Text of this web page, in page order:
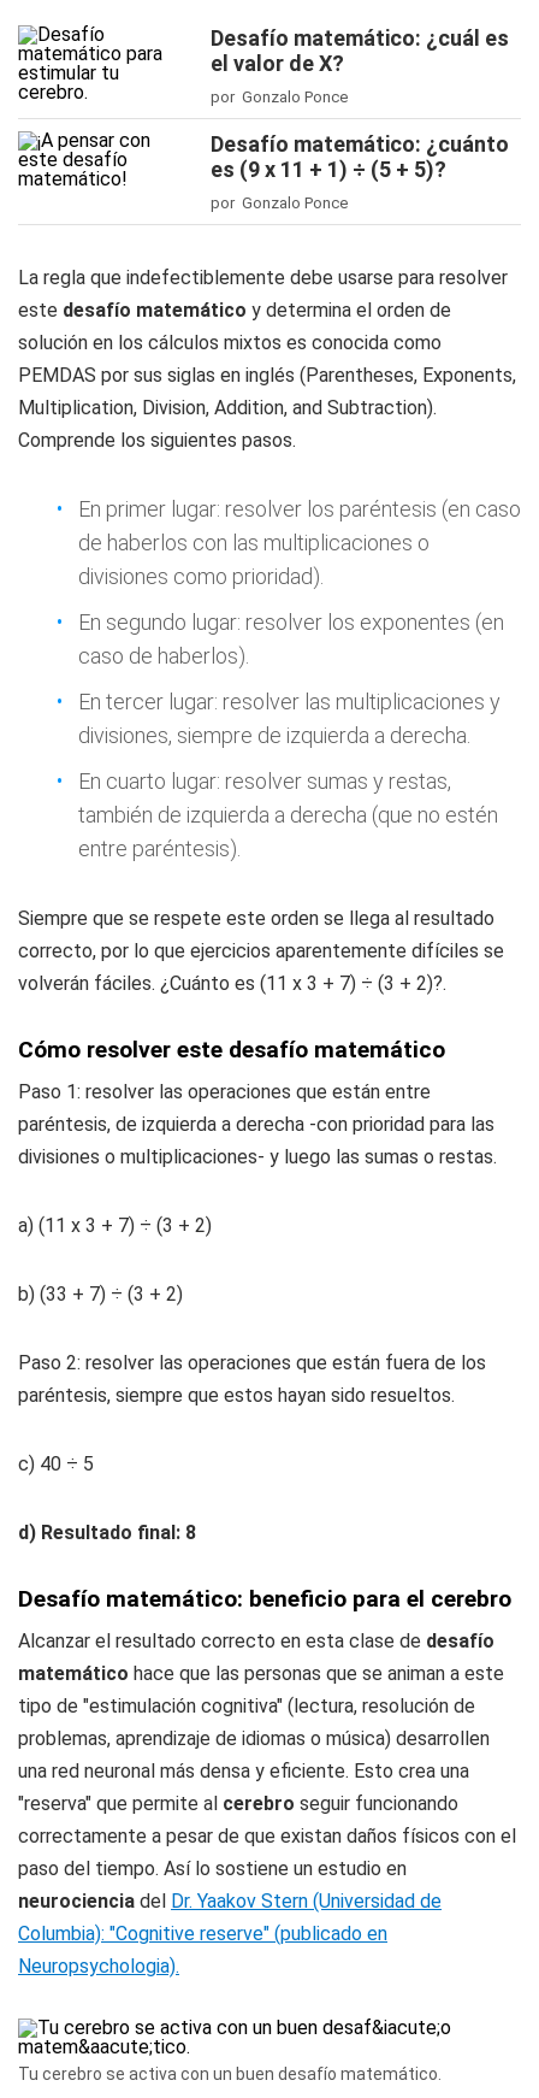
Desafío matemático: ¿cuál es
el valor de X?
por Gonzalo Ponce
Desafío matemático: ¿cuánto
es (9 x 11 + 1) ÷ (5 + 5)?
por Gonzalo Ponce
La regla que indefectiblemente debe usarse para resolver
este desafío matemático y determina el orden de
solución en los cálculos mixtos es conocida como
PEMDAS por sus siglas en inglés (Parentheses, Exponents,
Multiplication, Division, Addition, and Subtraction).
Comprende los siguientes pasos.
En primer lugar: resolver los paréntesis (en caso
de haberlos con las multiplicaciones o
divisiones como prioridad).
En segundo lugar: resolver los exponentes (en
caso de haberlos).
En tercer lugar: resolver las multiplicaciones y
divisiones, siempre de izquierda a derecha.
En cuarto lugar: resolver sumas y restas,
también de izquierda a derecha (que no estén
entre paréntesis).
Siempre que se respete este orden se llega al resultado
correcto, por lo que ejercicios aparentemente difíciles se
volverán fáciles. ¿Cuánto es (11 x 3 + 7) ÷ (3 + 2)?.
Cómo resolver este desafío matemático
Paso 1: resolver las operaciones que están entre
paréntesis, de izquierda a derecha -con prioridad para las
divisiones o multiplicaciones- y luego las sumas o restas.
a) (11 x 3 + 7) ÷ (3 + 2)
b) (33 + 7) ÷ (3 + 2)
Paso 2: resolver las operaciones que están fuera de los
paréntesis, siempre que estos hayan sido resueltos.
c) 40 ÷ 5
d) Resultado final: 8
Desafío matemático: beneficio para el cerebro
Alcanzar el resultado correcto en esta clase de desafío
matemático hace que las personas que se animan a este
tipo de "estimulación cognitiva" (lectura, resolución de
problemas, aprendizaje de idiomas o música) desarrollen
una red neuronal más densa y eficiente. Esto crea una
"reserva" que permite al cerebro seguir funcionando
correctamente a pesar de que existan daños físicos con el
paso del tiempo. Así lo sostiene un estudio en
neurociencia del Dr. Yaakov Stern (Universidad de
Columbia): "Cognitive reserve" (publicado en
Neuropsychologia).
Tu cerebro se activa con un buen desafío matemático.